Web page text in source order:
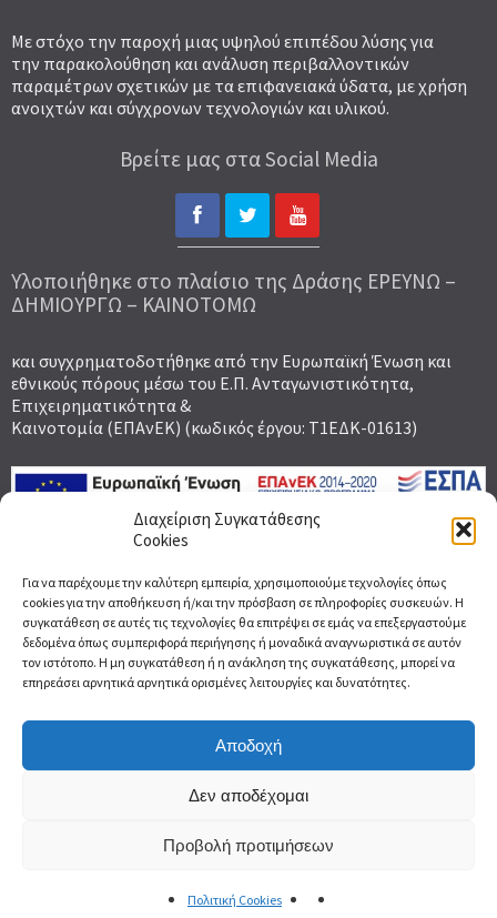
Διαχείριση Συγκατάθεσης
Cookies
Για να παρέχουμε την καλύτερη εμπειρία, χρησιμοποιούμε τεχνολογίες όπως
cookies για την αποθήκευση ή/και την πρόσβαση σε πληροφορίες συσκευών. Η
συγκατάθεση σε αυτές τις τεχνολογίες θα επιτρέψει σε εμάς να επεξεργαστούμε
δεδομένα όπως συμπεριφορά περιήγησης ή μοναδικά αναγνωριστικά σε αυτόν
τον ιστότοπο. Η μη συγκατάθεση ή η ανάκληση της συγκατάθεσης, μπορεί να
επηρεάσει αρνητικά αρνητικά ορισμένες λειτουργίες και δυνατότητες.
Αποδοχή
Δεν αποδέχομαι
Προβολή προτιμήσεων
Πολιτική Cookies
Με στόχο την παροχή μιας υψηλού επιπέδου λύσης για
την παρακολούθηση και ανάλυση περιβαλλοντικών
παραμέτρων σχετικών με τα επιφανειακά ύδατα, με χρήση
ανοιχτών και σύγχρονων τεχνολογιών και υλικού.
Βρείτε μας στα Social Media
Υλοποιήθηκε στο πλαίσιο της Δράσης ΕΡΕΥΝΩ –
ΔΗΜΙΟΥΡΓΩ – ΚΑΙΝΟΤΟΜΩ
και συγχρηματοδοτήθηκε από την Ευρωπαϊκή Ένωση και
εθνικούς πόρους μέσω του Ε.Π. Ανταγωνιστικότητα,
Επιχειρηματικότητα &
Καινοτομία (ΕΠΑνΕΚ) (κωδικός έργου: Τ1ΕΔΚ-01613)
Γραφτείτε στο Newsletter για να μαθαίνετε
πρώτοι τα νέα μας
Email